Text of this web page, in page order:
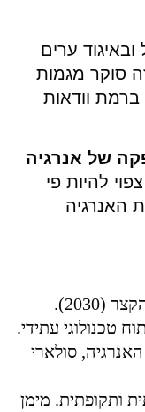
ערים
סוקר מגמות
(עד 2030), בטווח הארוך (עד 2050) ובטווח הבינוני (עד 2040), ברמת וודאות
של אנרגיה
להיות פי
ו-50% מתמהיל מקורות האנרגיה
(2030).
טכנולוגי עתידי.
סולארי
ותקופתית. מימן